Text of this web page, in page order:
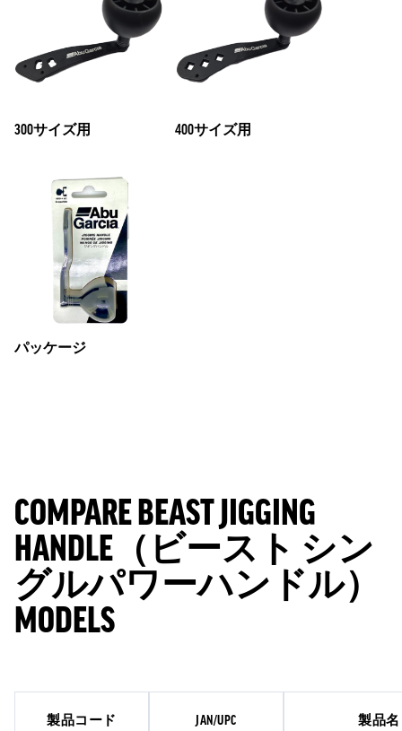
300サイズ用 400サイズ用
パッケージ
COMPARE BEAST JIGGING
HANDLE（ビースト シン
グルパワーハンドル）
MODELS
製品コード JAN/UPC 製品名